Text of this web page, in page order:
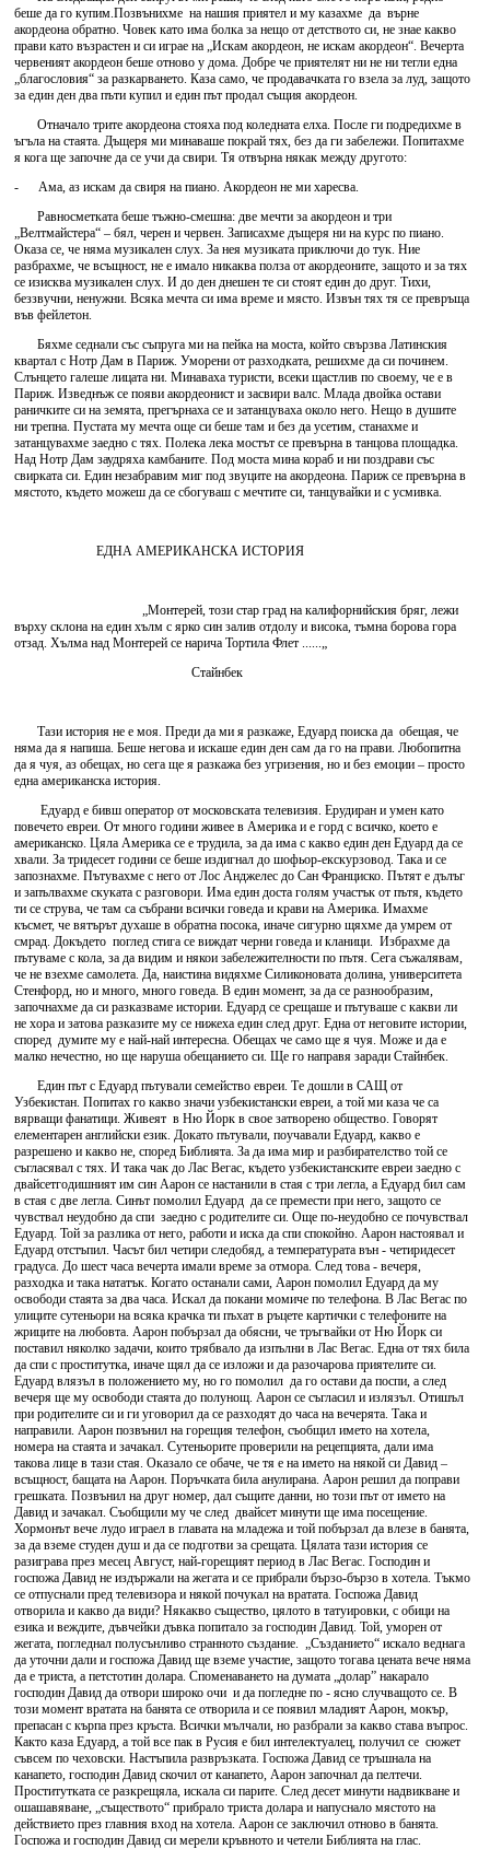
беше да го купим.Позвънихме на нашия приятел и му казахме да върне
акордеона обратно. Човек като има болка за нещо от детството си, не знае какво
прави като възрастен и си играе на „Искам акордеон, не искам акордеон“. Вечерта
червеният акордеон беше отново у дома. Добре че приятелят ни не ни тегли една
„благословия“ за разкарването. Каза само, че продавачката го взела за луд, защото
за един ден два пъти купил и един път продал същия акордеон.
Отначало трите акордеона стояха под коледната елха. После ги подредихме в
ъгъла на стаята. Дъщеря ми минаваше покрай тях, без да ги забележи. Попитахме
я кога ще започне да се учи да свири. Тя отвърна някак между другото:
- Ама, аз искам да свиря на пиано. Акордеон не ми харесва.
Равносметката беше тъжно-смешна: две мечти за акордеон и три
„Велтмайстера“ – бял, черен и червен. Записахме дъщеря ни на курс по пиано.
Оказа се, че няма музикален слух. За нея музиката приключи до тук. Ние
разбрахме, че всъщност, не е имало никаква полза от акордеоните, защото и за тях
се изисква музикален слух. И до ден днешен те си стоят един до друг. Тихи,
беззвучни, ненужни. Всяка мечта си има време и място. Извън тях тя се превръща
във фейлетон.
Бяхме седнали със съпруга ми на пейка на моста, който свързва Латинския
квартал с Нотр Дам в Париж. Уморени от разходката, решихме да си починем.
Слънцето галеше лицата ни. Минаваха туристи, всеки щастлив по своему, че е в
Париж. Изведнъж се появи акордеонист и засвири валс. Млада двойка остави
раничките си на земята, прегърнаха се и затанцуваха около него. Нещо в душите
ни трепна. Пустата му мечта още си беше там и без да усетим, станахме и
затанцувахме заедно с тях. Полека лека мостът се превърна в танцова площадка.
Над Нотр Дам заудряха камбаните. Под моста мина кораб и ни поздрави със
свирката си. Един незабравим миг под звуците на акордеона. Париж се превърна в
мястото, където можеш да се сбогуваш с мечтите си, танцувайки и с усмивка.
ЕДНА АМЕРИКАНСКА ИСТОРИЯ
„Монтерей, този стар град на калифорнийския бряг, лежи
върху склона на един хълм с ярко син залив отдолу и висока, тъмна борова гора
отзад. Хълма над Μонтерей се нарича Тортила Флет ......„
Стайнбек
Тази история не е моя. Преди да ми я разкаже, Едуард поиска да обещая, че
няма да я напиша. Беше негова и искаше един ден сам да го на прави. Любопитна
да я чуя, аз обещах, но сега ще я разкажа без угризения, но и без емоции – просто
една американска история.
Едуард е бивш оператор от московската телевизия. Ерудиран и умен като
повечето евреи. От много години живее в Америка и е горд с всичко, което е
американско. Цяла Америка се е трудила, за да има с какво един ден Едуард да се
хвали. За тридесет години се беше издигнал до шофьор-екскурзовод. Така и се
запознахме. Пътувахме с него от Лос Анджелес до Сан Франциско. Пътят е дълъг
и запълвахме скуката с разговори. Има един доста голям участък от пътя, където
ти се струва, че там са събрани всички говеда и крави на Америка. Имахме
късмет, че вятърът духаше в обратна посока, иначе сигурно щяхме да умрем от
смрад. Докъдето поглед стига се виждат черни говеда и кланици. Избрахме да
пътуваме с кола, за да видим и някои забележителности по пътя. Сега съжалявам,
че не взехме самолета. Да, наистина видяхме Силиконовата долина, университета
Стенфорд, но и много, много говеда. В един момент, за да се разнообразим,
започнахме да си разказваме истории. Едуард се срещаше и пътуваше с какви ли
не хора и затова разказите му се нижеха един след друг. Една от неговите истории,
според думите му е най-най интересна. Обещах че само ще я чуя. Може и да е
малко нечестно, но ще наруша обещанието си. Ще го направя заради Стайнбек.
Един път с Едуард пътували семейство евреи. Те дошли в САЩ от
Узбекистан. Попитах го какво значи узбекистански евреи, а той ми каза че са
вярващи фанатици. Живеят в Ню Йорк в свое затворено общество. Говорят
елементарен английски език. Докато пътували, поучавали Едуард, какво е
разрешено и какво не, според Библията. За да има мир и разбирателство той се
съгласявал с тях. И така чак до Лас Вегас, където узбекистанските евреи заедно с
двайсетгодишният им син Аарон се настанили в стая с три легла, а Едуард бил сам
в стая с две легла. Синът помолил Едуард да се премести при него, защото се
чувствал неудобно да спи заедно с родителите си. Още по-неудобно се почувствал
Едуард. Той за разлика от него, работи и иска да спи спокойно. Аарон настоявал и
Едуард отстъпил. Часът бил четири следобяд, а температурата вън - четиридесет
градуса. До шест часа вечерта имали време за отмора. След това - вечеря,
разходка и така нататък. Когато останали сами, Аарон помолил Едуард да му
освободи стаята за два часа. Искал да покани момиче по телефона. В Лас Вегас по
улиците сутеньори на всяка крачка ти пъхат в ръцете картички с телефоните на
жриците на любовта. Аарон побързал да обясни, че тръгвайки от Ню Йорк си
поставил няколко задачи, които трябвало да изпълни в Лас Вегас. Една от тях била
да спи с проститутка, иначе щял да се изложи и да разочарова приятелите си.
Едуард влязъл в положението му, но го помолил да го остави да поспи, а след
вечеря ще му освободи стаята до полунощ. Аарон се съгласил и излязъл. Отишъл
при родителите си и ги уговорил да се разходят до часа на вечерята. Така и
направили. Аарон позвънил на горещия телефон, съобщил името на хотела,
номера на стаята и зачакал. Сутеньорите проверили на рецепцията, дали има
такова лице в тази стая. Оказало се обаче, че тя е на името на някой си Давид –
всъщност, бащата на Аарон. Поръчката била анулирана. Аарон решил да поправи
грешката. Позвънил на друг номер, дал същите данни, но този път от името на
Давид и зачакал. Съобщили му че след двайсет минути ще има посещение.
Хормонът вече лудо играел в главата на младежа и той побързал да влезе в банята,
за да вземе студен душ и да се подготви за срещата. Цялата тази история се
разиграва през месец Август, най-горещият период в Лас Вегас. Господин и
госпожа Давид не издържали на жегата и се прибрали бързо-бързо в хотела. Тъкмо
се отпуснали пред телевизора и някой почукал на вратата. Госпожа Давид
отворила и какво да види? Някакво същество, цялото в татуировки, с обици на
езика и веждите, дъвчейки дъвка попитало за господин Давид. Той, уморен от
жегата, погледнал полусънливо странното създание. „Създанието“ искало веднага
да уточни дали и госпожа Давид ще вземе участие, защото тогава цената вече няма
да е триста, а петстотин долара. Споменаването на думата „долар” накарало
господин Давид да отвори широко очи и да погледне по - ясно случващото се. В
този момент вратата на банята се отворила и се появил младият Аарон, мокър,
препасан с кърпа през кръста. Всички мълчали, но разбрали за какво става въпрос.
Както каза Едуард, а той все пак в Русия е бил интелектуалец, получил се сюжет
съвсем по чеховски. Настъпила развръзката. Госпожа Давид се тръшнала на
канапето, господин Давид скочил от канапето, Аарон започнал да пелтечи.
Проститутката се разкрещяла, искала си парите. След десет минути надвикване и
ошашавяване, „съществото“ прибрало триста долара и напуснало мястото на
действието през главния вход на хотела. Аарон се заключил отново в банята.
Госпожа и господин Давид си мерели кръвното и четели Библията на глас.